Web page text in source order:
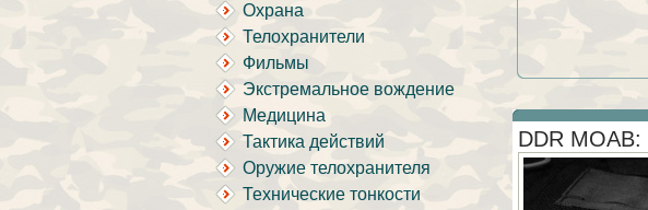
Охрана
Телохранители
Фильмы
Экстремальное вождение
Медицина
Тактика действий
Оружие телохранителя
Технические тонкости
DDR MOAB: